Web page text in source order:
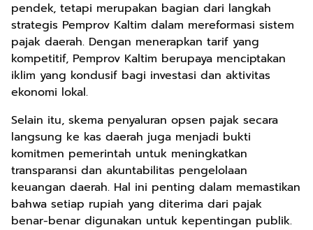
pendek, tetapi merupakan bagian dari langkah
strategis Pemprov Kaltim dalam mereformasi sistem
pajak daerah. Dengan menerapkan tarif yang
kompetitif, Pemprov Kaltim berupaya menciptakan
iklim yang kondusif bagi investasi dan aktivitas
ekonomi lokal.
Selain itu, skema penyaluran opsen pajak secara
langsung ke kas daerah juga menjadi bukti
komitmen pemerintah untuk meningkatkan
transparansi dan akuntabilitas pengelolaan
keuangan daerah. Hal ini penting dalam memastikan
bahwa setiap rupiah yang diterima dari pajak
benar-benar digunakan untuk kepentingan publik.